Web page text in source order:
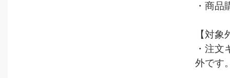
・商
【対象
・注
外です